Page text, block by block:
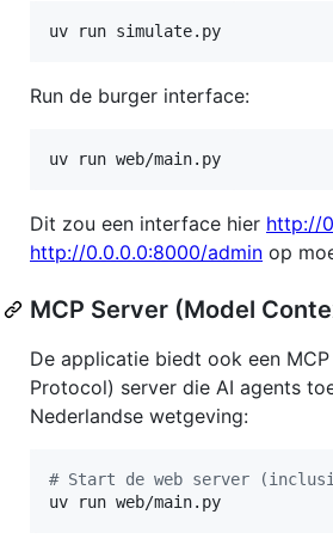
uv run simulate.py
Run de burger interface:
uv run web/main.py
Dit zou een interface hier http://
http://0.0.0.0:8000/admin op
MCP Server (Model
De applicatie biedt ook een
Protocol) server die AI agents
Nederlandse wetgeving:
# Start de web server
uv run web/main.py